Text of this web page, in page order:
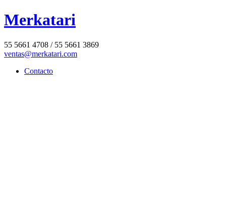
Merkatari
55 5661 4708 / 55 5661 3869
ventas@merkatari.com
Contacto